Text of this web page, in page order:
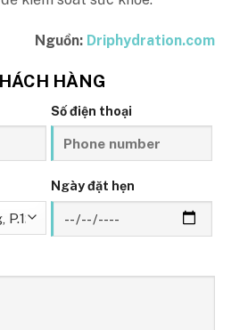
Nguồn: Driphydration.com
HÀNG
Số điện thoại
Ngày đặt hẹn